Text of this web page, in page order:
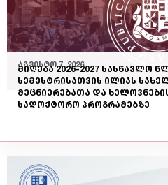
აგვისტო 7, 2026
მიღება 2026-2027 სასწავლო
სემესტრისათვის ილიას
მეცნიერებათა და
სადოქტორო პროგრამებზე